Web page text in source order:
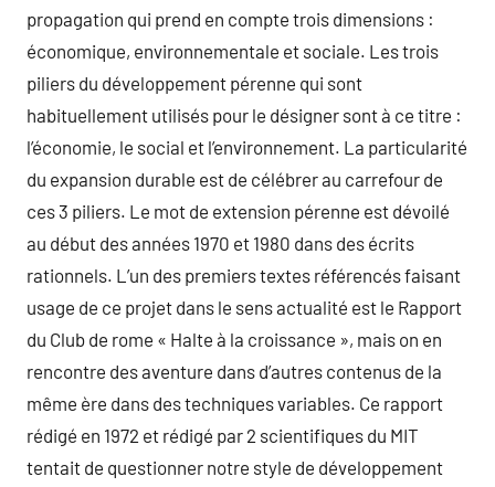
propagation qui prend en compte trois dimensions :
économique, environnementale et sociale. Les trois
piliers du développement pérenne qui sont
habituellement utilisés pour le désigner sont à ce titre :
l’économie, le social et l’environnement. La particularité
du expansion durable est de célébrer au carrefour de
ces 3 piliers. Le mot de extension pérenne est dévoilé
au début des années 1970 et 1980 dans des écrits
rationnels. L’un des premiers textes référencés faisant
usage de ce projet dans le sens actualité est le Rapport
du Club de rome « Halte à la croissance », mais on en
rencontre des aventure dans d’autres contenus de la
même ère dans des techniques variables. Ce rapport
rédigé en 1972 et rédigé par 2 scientifiques du MIT
tentait de questionner notre style de développement